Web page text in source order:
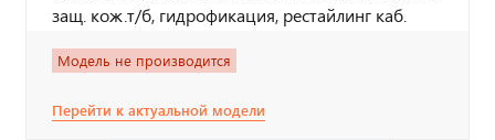
защ. кож.т/б, гидрофикация, рестайлинг каб.
Модель не производится
Перейти к актуальной модели